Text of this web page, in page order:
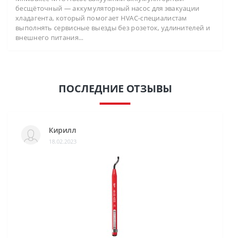
бесщёточный — аккумуляторный насос для эвакуации
хладагента, который помогает HVAC-специалистам
выполнять сервисные выезды без розеток, удлинителей и
внешнего питания...
ПОСЛЕДНИЕ ОТЗЫВЫ
Кирилл
18.02.2023